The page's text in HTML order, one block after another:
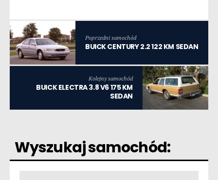
Poprzedni samochód
BUICK CENTURY 2.2 122 KM SEDAN
Kolejny samochód
BUICK ELECTRA 3.8 V6 175 KM
SEDAN
Wyszukaj samochód: